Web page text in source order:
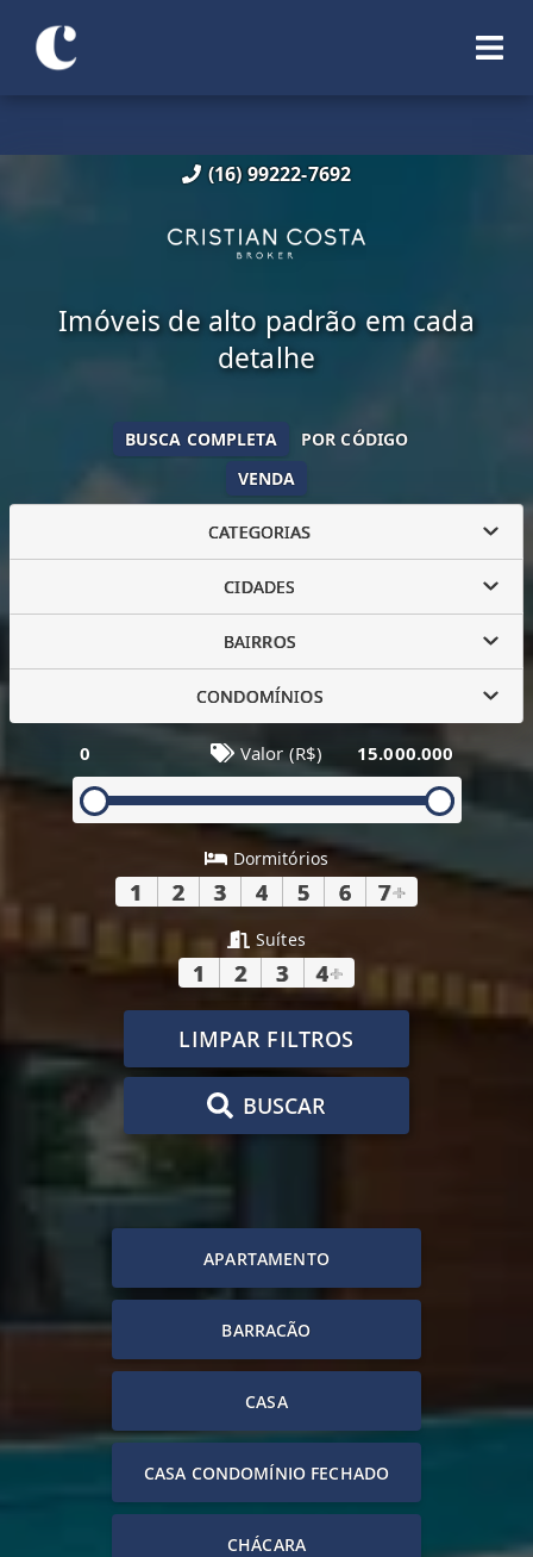
(16) 99222-7692
Imóveis de alto padrão em cada
detalhe
VENDA
BUSCA COMPLETA POR CÓDIGO
CATEGORIAS
CIDADES
BAIRROS
CONDOMÍNIOS
0 Valor (R$) 15.000.000
Dormitórios
1 2 3 4 5 6 7+
Suítes
1 2 3 4+
LIMPAR FILTROS
BUSCAR
APARTAMENTO
BARRACÃO
CASA
CASA CONDOMÍNIO FECHADO
CHÁCARA